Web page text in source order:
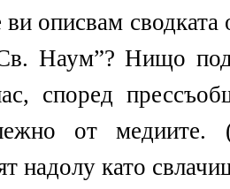
описвам сводката
Наум”? Нищо
според
от
надолу като